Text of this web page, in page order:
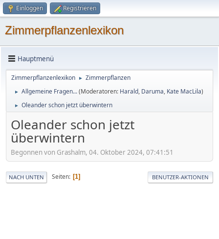
Einloggen Registrieren
Zimmerpflanzenlexikon
Hauptmenü
Zimmerpflanzenlexikon ► Zimmerpflanzen
► Allgemeine Fragen...(Moderatoren: Harald, Daruma, Kate MacLila)
► Oleander schon jetzt überwintern
Oleander schon jetzt
überwintern
Begonnen von Grashalm, 04. Oktober 2024, 07:41:51
NACH UNTEN Seiten 1 BENUTZER-AKTIONEN